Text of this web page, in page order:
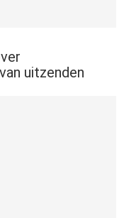
uitzenden